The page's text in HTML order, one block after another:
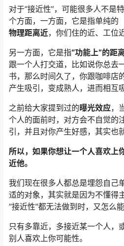
对于“接近性”，可能很多人不是
个方面，一方面，它是指单纯的
物理距离近，你们住的近、工位近
另一方面，它是指“功能上”的距
跟一个人打交道，比如说你总去
书，那么时间久了，你跟咖啡店
产生吸引，变成熟人，进而相互
之前给大家提到过的曝光效应，
个人的面前时，对方会不自觉的
引，并且对你产生好感，其实也
所以，如果你想让一个人喜欢上
近他。
我们现在很多人都总是埋怨自己
适的对象，其实就是因为不懂得
“接近性”都无法做到时，又怎么
只有多靠近，多接近某一个人，
别人喜欢上你可能性。